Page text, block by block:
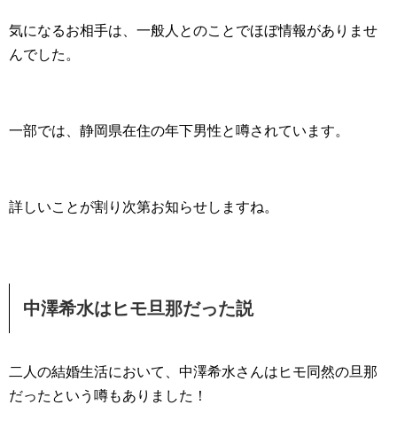
気になるお相手は、一般人とのことでほぼ情報がありませ
んでした。
一部では、静岡県在住の年下男性と噂されています。
詳しいことが割り次第お知らせしますね。
中澤希水はヒモ旦那だった説
二人の結婚生活において、中澤希水さんはヒモ同然の旦那
だったという噂もありました！